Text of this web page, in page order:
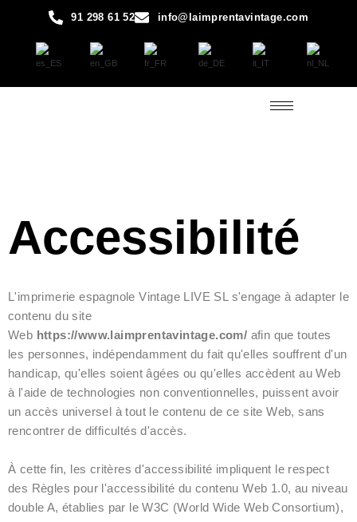
contenu
91 298 61 52 info@laimprentavintage.com
Accessibilité
L'imprimerie espagnole Vintage LIVE SL s'engage à adapter le
contenu du site
Web https://www.laimprentavintage.com/ afin que toutes
les personnes, indépendamment du fait qu'elles souffrent d'un
handicap, qu'elles soient âgées ou qu'elles accèdent au Web
à l'aide de technologies non conventionnelles, puissent avoir
un accès universel à tout le contenu de ce site Web, sans
rencontrer de difficultés d'accès.
À cette fin, les critères d'accessibilité impliquent le respect
des Règles pour l'accessibilité du contenu Web 1.0, au niveau
double A, établies par le W3C (World Wide Web Consortium),